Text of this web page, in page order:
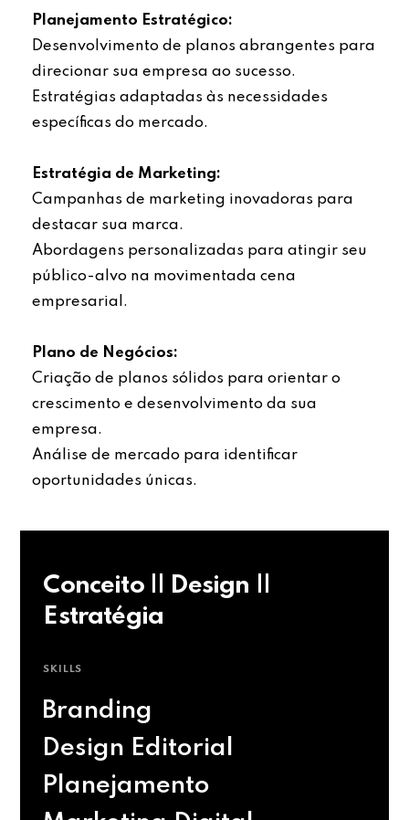
Planejamento Estratégico:
Desenvolvimento de planos abrangentes para
direcionar sua empresa ao sucesso.
Estratégias adaptadas às necessidades
específicas do mercado.
Estratégia de Marketing:
Campanhas de marketing inovadoras para
destacar sua marca.
Abordagens personalizadas para atingir seu
público-alvo na movimentada cena
empresarial.
Plano de Negócios:
Criação de planos sólidos para orientar o
crescimento e desenvolvimento da sua
empresa.
Análise de mercado para identificar
oportunidades únicas.
Conceito || Design ||
Estratégia
SKILLS
Branding
Design Editorial
Planejamento